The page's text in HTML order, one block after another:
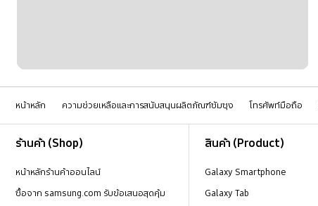
หน้าหลัก ความช่วยเหลือและการสนับสนุนผลิตภัณฑ์ซัมซุง โทรศัพท์มือถือ
ร้านค้า (Shop)
หน้าหลักร้านค้าออนไลน์
ซื้อจาก samsung.com รับข้อเสนอสุดคุ้ม
สินค้า (Product)
Galaxy Smartphone
Galaxy Tab